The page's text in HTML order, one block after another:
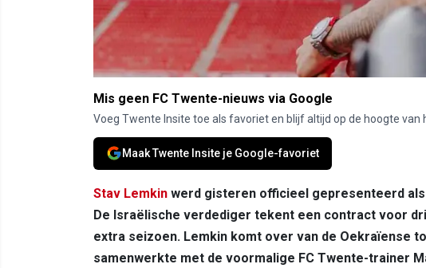
Mis geen FC Twente-nieuws via Google
Voeg Twente Insite toe als favoriet en blijf altijd op de hoogte van
Maak Twente Insite je Google-favoriet
Stav Lemkin werd gisteren officieel gepresenteerd als
De Israëlische verdediger tekent een contract voor
extra seizoen. Lemkin komt over van de Oekraïense
samenwerkte met de voormalige FC Twente-trainer